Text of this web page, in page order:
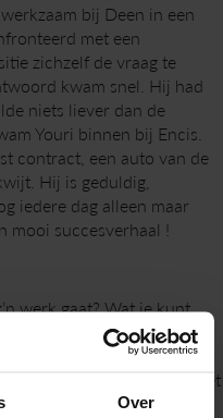
Over
bij Deen in een
met een
zichzelf de vraag te
kwam snel. Hij had
niets liever dan de
Youri binnen bij Encis.
contract, een auto van de
Hij is geduldig,
iedere dag alleen maar
mooi succesverhaal !
werk gaat? Wat je kunt
verwachten? Dan kun je
Wie weet ligt er een
ICT voor je in het verschiet